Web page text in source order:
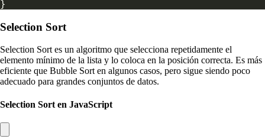
Selection Sort
Selection Sort es un algoritmo que selecciona repetidamente el
elemento mínimo de la lista y lo coloca en la posición correcta. Es más
eficiente que Bubble Sort en algunos casos, pero sigue siendo poco
adecuado para grandes conjuntos de datos.
Selection Sort en JavaScript